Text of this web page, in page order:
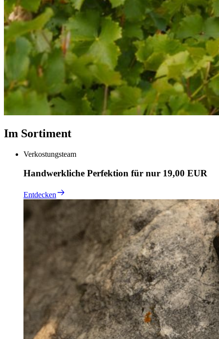
Im Sortiment
Verkostungsteam
Handwerkliche Perfektion für nur 19,00 EUR
Entdecken